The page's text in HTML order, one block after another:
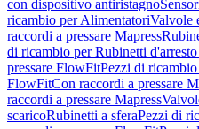
con dispositivo antiristagno
ricambio per AlimentatoriValvole
raccordi a pressare Mapress
di ricambio per Rubinetti d'arresto
pressare FlowFitPezzi di
FlowFitCon raccordi a pressare
raccordi a pressare Mapress
scaricoRubinetti a sferaPezzi di